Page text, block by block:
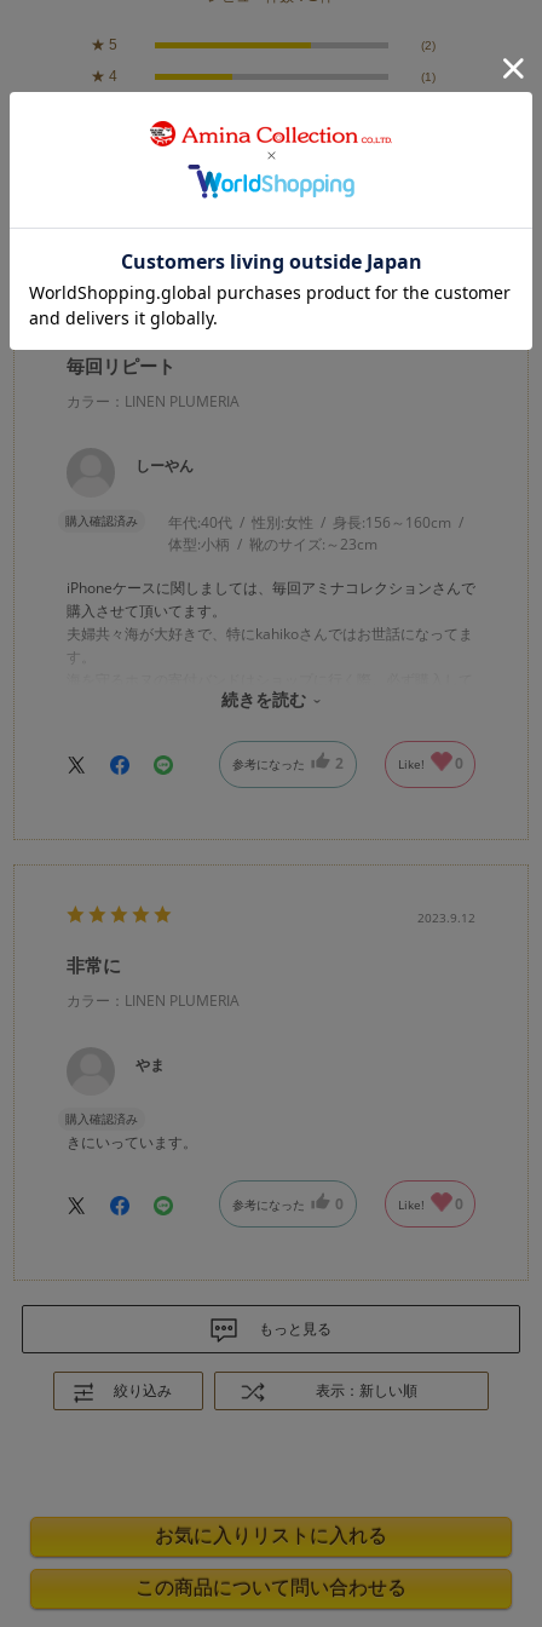
★ 5 (2)
★ 4 (1)
毎回リピート
カラー：LINEN PLUMERIA
しーやん
購入確認済み 年代:40代 性別:女性 身長:156～160cm
体型:小柄 靴のサイズ: ～23cm
iPhoneケースに関しましては、毎回アミナコレクションさんで
購入させて頂いてます。
夫婦共々海が大好きで、特にkahikoさんではお世話になってま
す。
暮らせる環境を作れる活動に少しでも力になれたらなと思う次
第です。
続きを読む
参考になった 2 Like! 0
2023.9.12
非常に
カラー：LINEN PLUMERIA
やま
購入確認済み
きにいっています。
参考になった 0 Like! 0
もっと見る
絞り込み 表示：新しい順